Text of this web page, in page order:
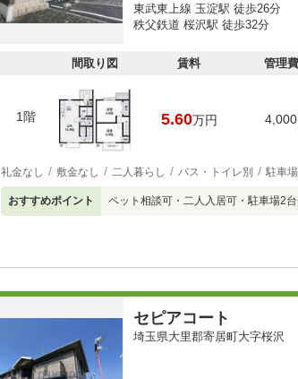
東武東上線 玉淀駅 徒歩26分
秩父鉄道 桜沢駅 徒歩32分
間取り図 賃料 管理
1階 5.60万円 4,000
礼金なし 敷金なし 二人暮らし バス・トイレ別 駐車
おすすめポイント ペット相談可・二人入居可・駐車場2
セピアコート
埼玉県大里郡寄居町大字桜沢